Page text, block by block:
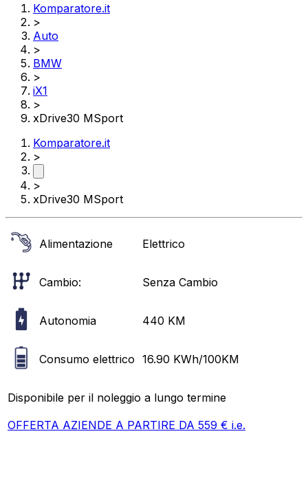
Komparatore.it
>
Auto
>
BMW
>
iX1
>
xDrive30 MSport
Komparatore.it
>
>
xDrive30 MSport
Alimentazione Elettrico
Cambio: Senza Cambio
Autonomia 440 KM
Consumo elettrico 16.90 KWh/100KM
Disponibile per il noleggio a lungo termine
OFFERTA AZIENDE A PARTIRE DA 559 € i.e.